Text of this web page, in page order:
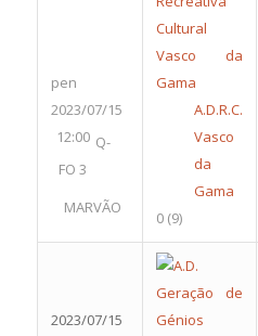
pen
2023/07/15
12:00 Q-
FO 3
MARVÃO
A.D.R.C.
Vasco
da
Gama
0 (9)
2023/07/15